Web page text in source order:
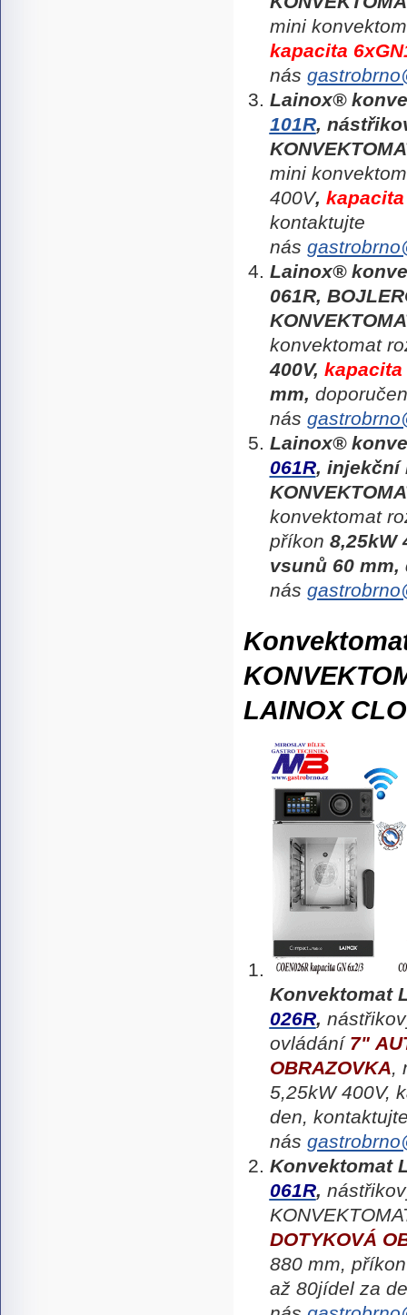
mini
kapacita
nás
Lainox®
101R,
mini
400V, kapacita
kontaktujte
nás
Lainox®
061R,
konvektomat
400V, kapacita
mm,
nás
Lainox®
061R, injekční
konvektomat
příkon 8,25kW
vsunů 60 mm,
nás
LAINOX
Konvektomat
026R,
ovládání 7"
OBRAZOVKA,
5,25kW 400V,
den,
nás
Konvektomat
061R,
DOTYKOVÁ
880 mm,
až 80jídel za